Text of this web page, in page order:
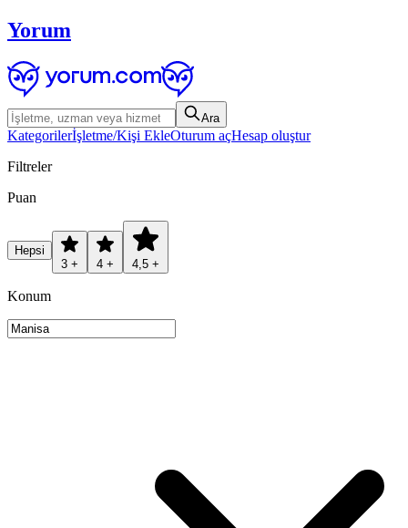
Yorum
Ara
Kategorilerİşletme/Kişi EkleOturum açHesap oluştur
Filtreler
Puan
Hepsi
3 +
4 + 4,5 +
Konum